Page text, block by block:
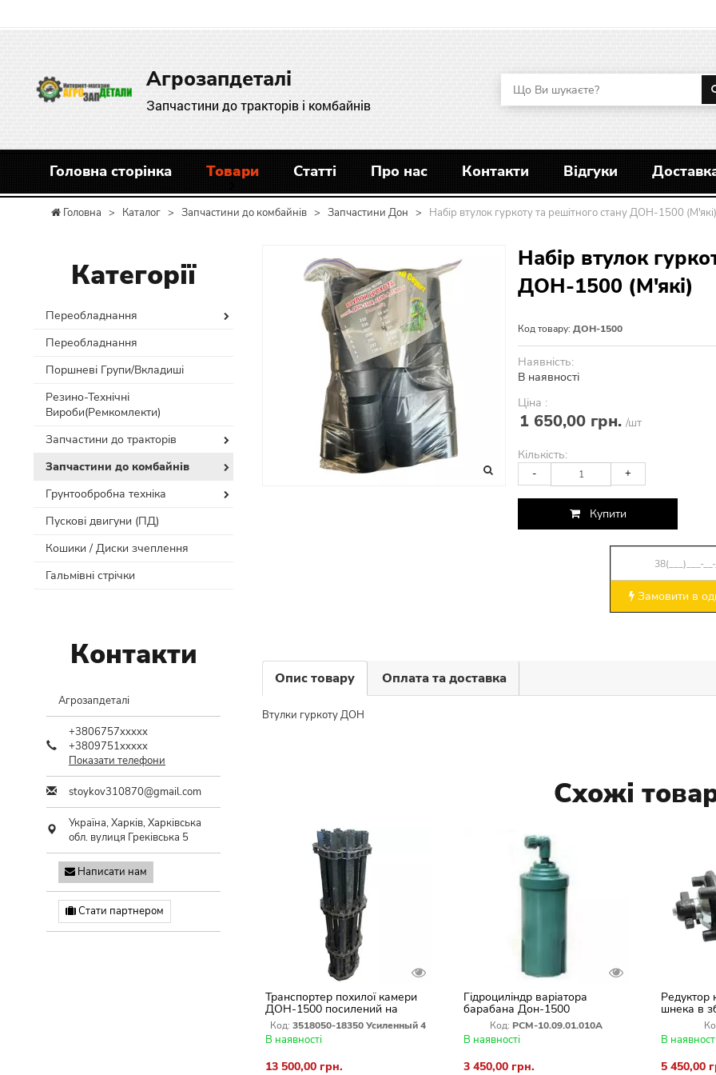
Агрозапдеталі
Запчастини до тракторів і комбайнів
Головна сторінка Товари Статті Про нас Контакти Відгуки
Головна > Каталог > Запчастини до комбайнів > Запчастини Дон > Набір втулок гуркоту та решітного стану ДОН-1500 (М'які)
Набір втулок
ДОН-1500 (М'які)
Код товару: ДОН-1500
Наявність:
В наявності
Ціна :
1 650,00 грн. /шт
Кількість:
- +
Купити
Замовити в
Опис товару Оплата та доставка
Втулки гуркоту ДОН
Схожі
Транспортер похилої камери
ДОН-1500 посилений на
болтах ЗІПК
Код: 3518050-18350 Усиленный 4
В наявності
13 500,00 грн.
Гідроциліндр варіатора
барабана Дон-1500
Код: РСМ-10.09.01.010А
В наявності
3 450,00 грн.
Редуктор
шнека в
В
5 450,00
Категорії
Переобладнання
Переобладнання
Поршневі Групи/Вкладиші
Резино-Технічні
Вироби(Ремкомлекти)
Запчастини до тракторів
Запчастини до комбайнів
Грунтообробна техніка
Пускові двигуни (ПД)
Кошики / Диски зчеплення
Гальмівні стрічки
Контакти
Агрозапдеталі
+3806757xxxxx
+3809751xxxxx
Показати телефони
stoykov310870@gmail.com
Україна,Харків,Харківська
обл. вулиця Греківська 5
Написати нам
Стати партнером